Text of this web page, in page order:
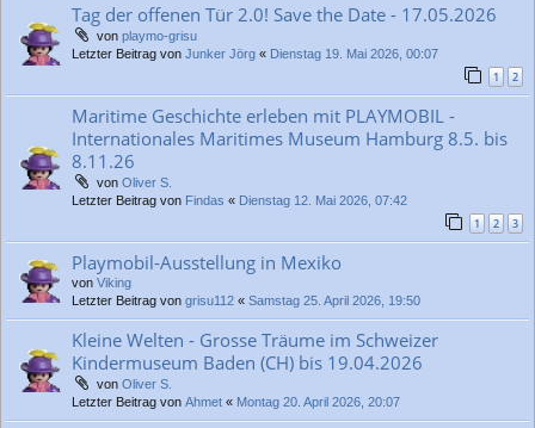
Tag der offenen Tür 2.0! Save the Date - 17.05.2026
von playmo-grisu
Letzter Beitrag von Junker Jörg « Dienstag 19. Mai 2026, 00:07
1 2
Maritime Geschichte erleben mit PLAYMOBIL -
Internationales Maritimes Museum Hamburg 8.5. bis
8.11.26
von Oliver S.
Letzter Beitrag von Findas « Dienstag 12. Mai 2026, 07:42
1 2 3
Playmobil-Ausstellung in Mexiko
von Viking
Letzter Beitrag von grisu112 « Samstag 25. April 2026, 19:50
Kleine Welten - Grosse Träume im Schweizer
Kindermuseum Baden (CH) bis 19.04.2026
von Oliver S.
Letzter Beitrag von Ahmet « Montag 20. April 2026, 20:07